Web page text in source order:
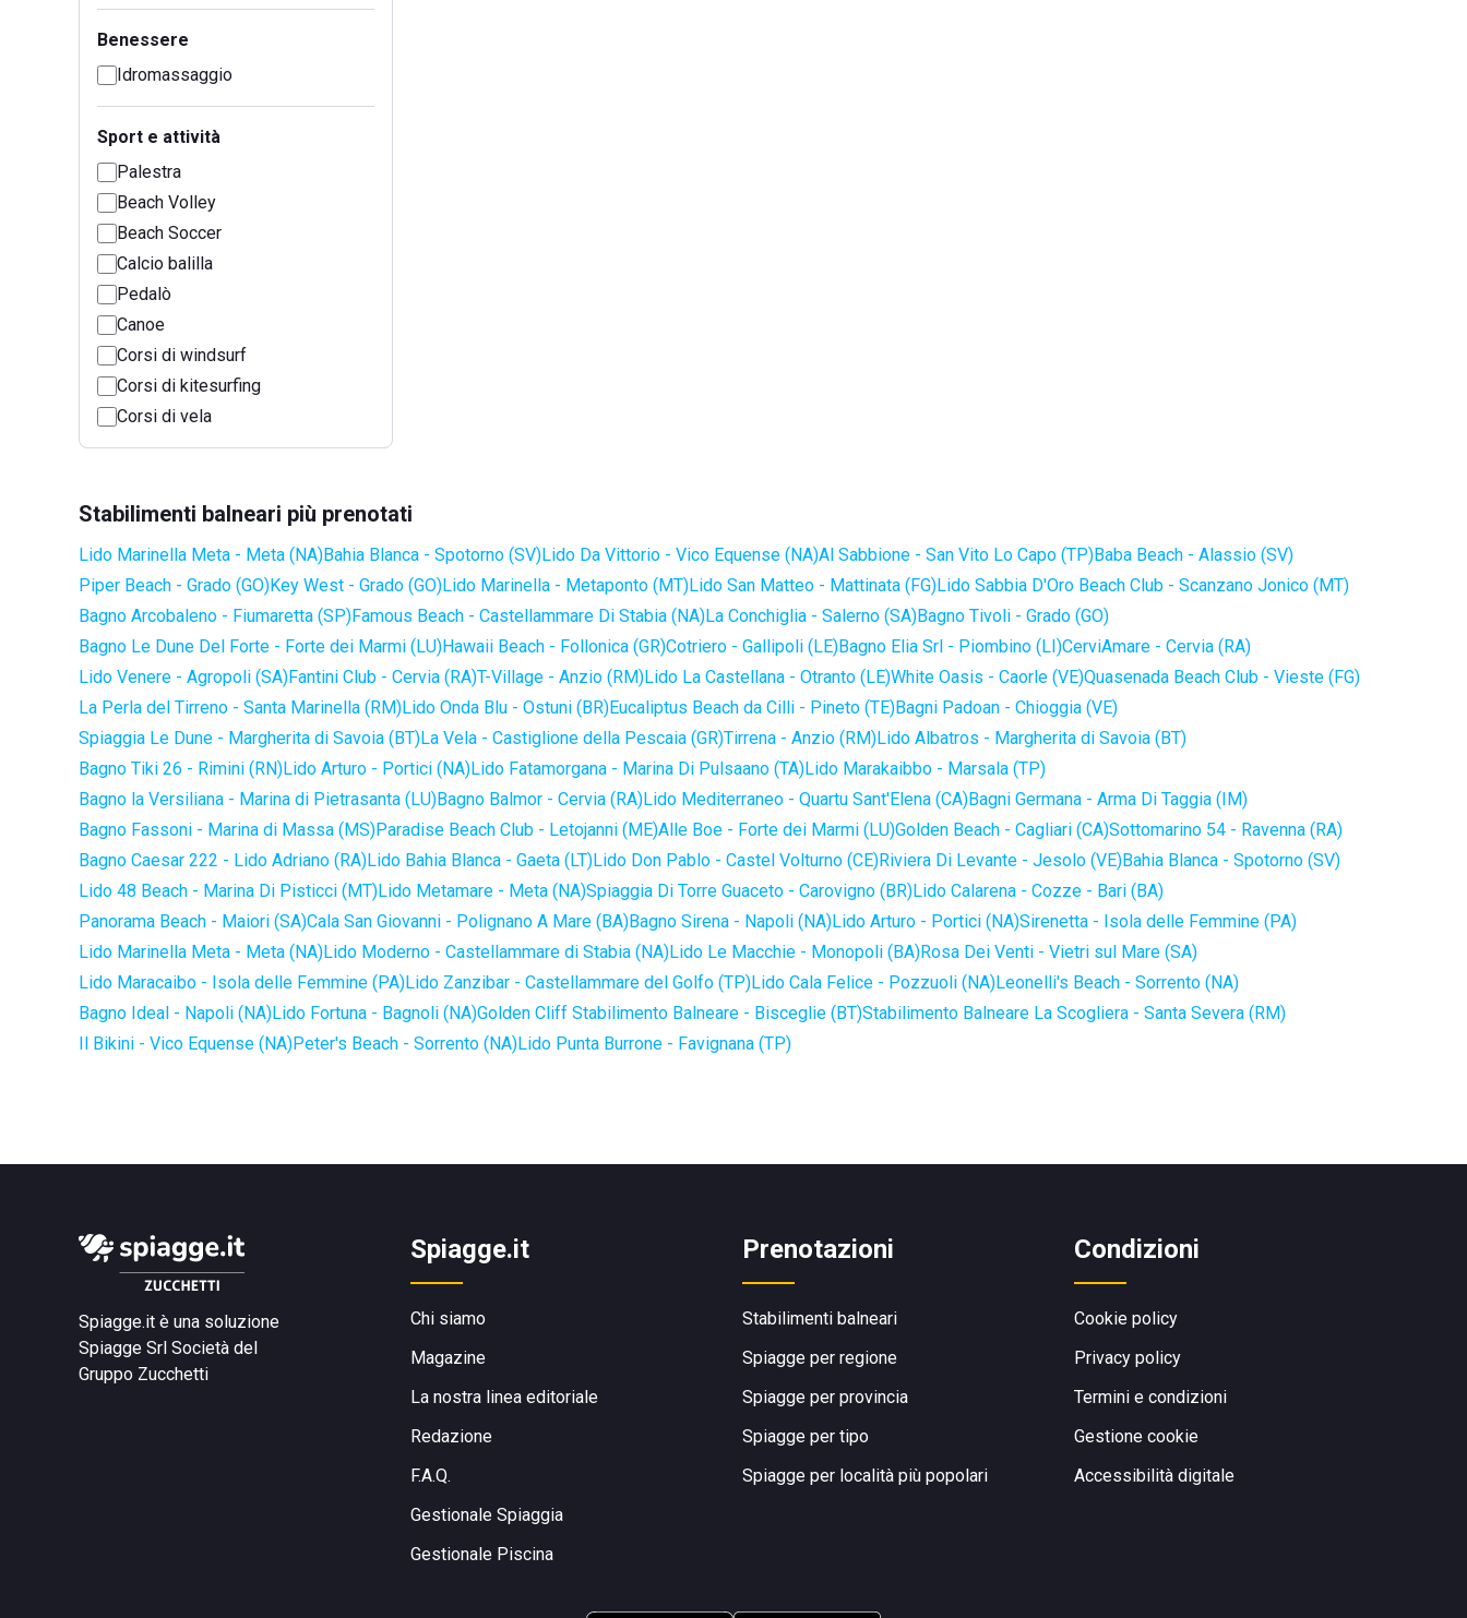
Benessere
Idromassaggio
Sport e attività
Palestra
Beach Volley
Beach Soccer
Calcio balilla
Pedalò
Canoe
Corsi di windsurf
Corsi di kitesurfing
Corsi di vela
Stabilimenti balneari più prenotati
Lido Marinella Meta - Meta (NA)Bahia Blanca - Spotorno (SV)Lido Da Vittorio - Vico Equense (NA)Al Sabbione - San Vito Lo Capo (TP)Baba Beach - Alassio (SV)
Piper Beach - Grado (GO)Key West - Grado (GO)Lido Marinella - Metaponto (MT)Lido San Matteo - Mattinata (FG)Lido Sabbia D'Oro Beach Club - Scanzano Jonico (MT)
Bagno Arcobaleno - Fiumaretta (SP)Famous Beach - Castellammare Di Stabia (NA)La Conchiglia - Salerno (SA)Bagno Tivoli - Grado (GO)
Bagno Le Dune Del Forte - Forte dei Marmi (LU)Hawaii Beach - Follonica (GR)Cotriero - Gallipoli (LE)Bagno Elia Srl - Piombino (LI)CerviAmare - Cervia (RA)
Lido Venere - Agropoli (SA)Fantini Club - Cervia (RA)T-Village - Anzio (RM)Lido La Castellana - Otranto (LE)White Oasis - Caorle (VE)Quasenada Beach Club - Vieste (FG)
La Perla del Tirreno - Santa Marinella (RM)Lido Onda Blu - Ostuni (BR)Eucaliptus Beach da Cilli - Pineto (TE)Bagni Padoan - Chioggia (VE)
Spiaggia Le Dune - Margherita di Savoia (BT)La Vela - Castiglione della Pescaia (GR)Tirrena - Anzio (RM)Lido Albatros - Margherita di Savoia (BT)
Bagno Tiki 26 - Rimini (RN)Lido Arturo - Portici (NA)Lido Fatamorgana - Marina Di Pulsaano (TA)Lido Marakaibbo - Marsala (TP)
Bagno la Versiliana - Marina di Pietrasanta (LU)Bagno Balmor - Cervia (RA)Lido Mediterraneo - Quartu Sant'Elena (CA)Bagni Germana - Arma Di Taggia (IM)
Bagno Fassoni - Marina di Massa (MS)Paradise Beach Club - Letojanni (ME)Alle Boe - Forte dei Marmi (LU)Golden Beach - Cagliari (CA)Sottomarino 54 - Ravenna (RA)
Bagno Caesar 222 - Lido Adriano (RA)Lido Bahia Blanca - Gaeta (LT)Lido Don Pablo - Castel Volturno (CE)Riviera Di Levante - Jesolo (VE)Bahia Blanca - Spotorno (SV)
Lido 48 Beach - Marina Di Pisticci (MT)Lido Metamare - Meta (NA)Spiaggia Di Torre Guaceto - Carovigno (BR)Lido Calarena - Cozze - Bari (BA)
Panorama Beach - Maiori (SA)Cala San Giovanni - Polignano A Mare (BA)Bagno Sirena - Napoli (NA)Lido Arturo - Portici (NA)Sirenetta - Isola delle Femmine (PA)
Lido Marinella Meta - Meta (NA)Lido Moderno - Castellammare di Stabia (NA)Lido Le Macchie - Monopoli (BA)Rosa Dei Venti - Vietri sul Mare (SA)
Lido Maracaibo - Isola delle Femmine (PA)Lido Zanzibar - Castellammare del Golfo (TP)Lido Cala Felice - Pozzuoli (NA)Leonelli's Beach - Sorrento (NA)
Bagno Ideal - Napoli (NA)Lido Fortuna - Bagnoli (NA)Golden Cliff Stabilimento Balneare - Bisceglie (BT)Stabilimento Balneare La Scogliera - Santa Severa (RM)
Il Bikini - Vico Equense (NA)Peter's Beach - Sorrento (NA)Lido Punta Burrone - Favignana (TP)
Spiagge.it è una soluzione
Spiagge Srl Società del
Gruppo Zucchetti
Spiagge.it
Chi siamo
Magazine
La nostra linea editoriale
Redazione
F.A.Q.
Gestionale Spiaggia
Gestionale Piscina
Prenotazioni
Stabilimenti balneari
Spiagge per regione
Spiagge per provincia
Spiagge per tipo
Spiagge per località più popolari
Condizioni
Cookie policy
Privacy policy
Termini e condizioni
Gestione cookie
Accessibilità digitale